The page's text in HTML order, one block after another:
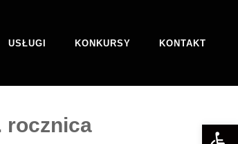
USŁUGI KONKURSY KONTAKT
rocznica